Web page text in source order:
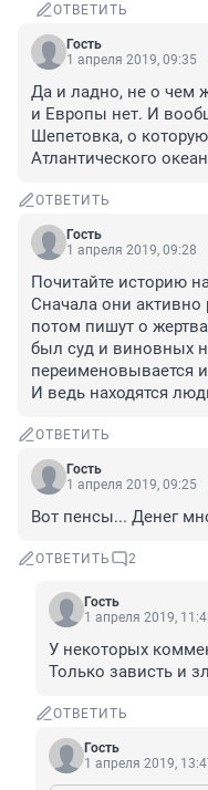
ОТВЕТИТЬ
Гость
1 апреля 2019, 09:35
Да и ладно, не о чем
и Европы нет. И
Шепетовка, о
Атлантического
ОТВЕТИТЬ
Гость
1 апреля 2019, 09:28
Почитайте историю
Сначала они активно
потом пишут о
был суд и виновных
переименовывается
И ведь находятся
ОТВЕТИТЬ
Гость
1 апреля 2019, 09:25
Вот пенсы... Денег
ОТВЕТИТЬ 2
Гость
1 апреля 2019,
У некоторых
Только зависть и
ОТВЕТИТЬ
Гость
1 апреля 2019,